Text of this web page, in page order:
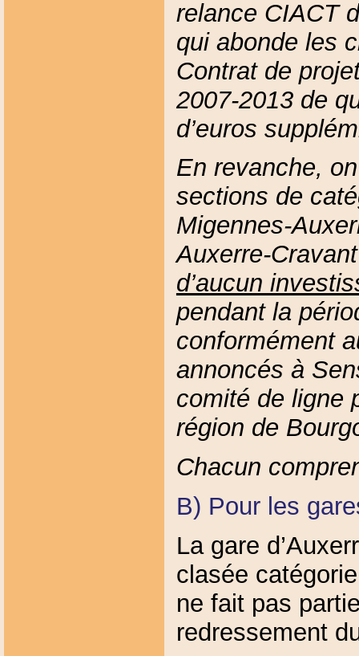
relance CIACT
qui abonde les
Contrat de
2007-2013 de
d’euros
En revanche,
sections de
Migennes-
Auxerre-
d’aucun
pendant la
conformément
annoncés à
comité de ligne
région de
Chacun
B) Pour les
La gare
clasée
ne fait pas
redressement